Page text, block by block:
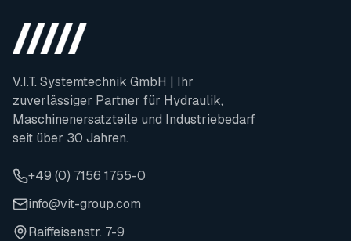
V.I.T. Systemtechnik GmbH | Ihr
zuverlässiger Partner für Hydraulik,
Maschinenersatzteile und Industriebedarf
seit über 30 Jahren.
+49 (0) 7156 1755-0
info@vit-group.com
Raiffeisenstr. 7-9